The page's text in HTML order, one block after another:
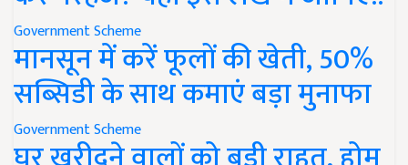
Government Scheme
मानसून में करें फूलों की खेती, 50%
सब्सिडी के साथ कमाएं बड़ा मुनाफा
Government Scheme